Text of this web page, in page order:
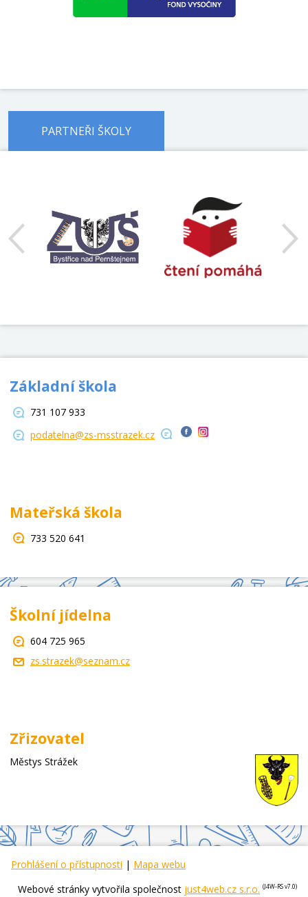
PARTNEŘI ŠKOLY
Základní škola
731 107 933
podatelna@zs-msstrazek.cz
Mateřská škola
733 520 641
Školní jídelna
604 725 965
zs.strazek@seznam.cz
Zřizovatel
Městys Strážek
Prohlášení o přístupnosti | Mapa webu
Webové stránky vytvořila společnost just4web.cz s.r.o. (J4W-RS v7.0)